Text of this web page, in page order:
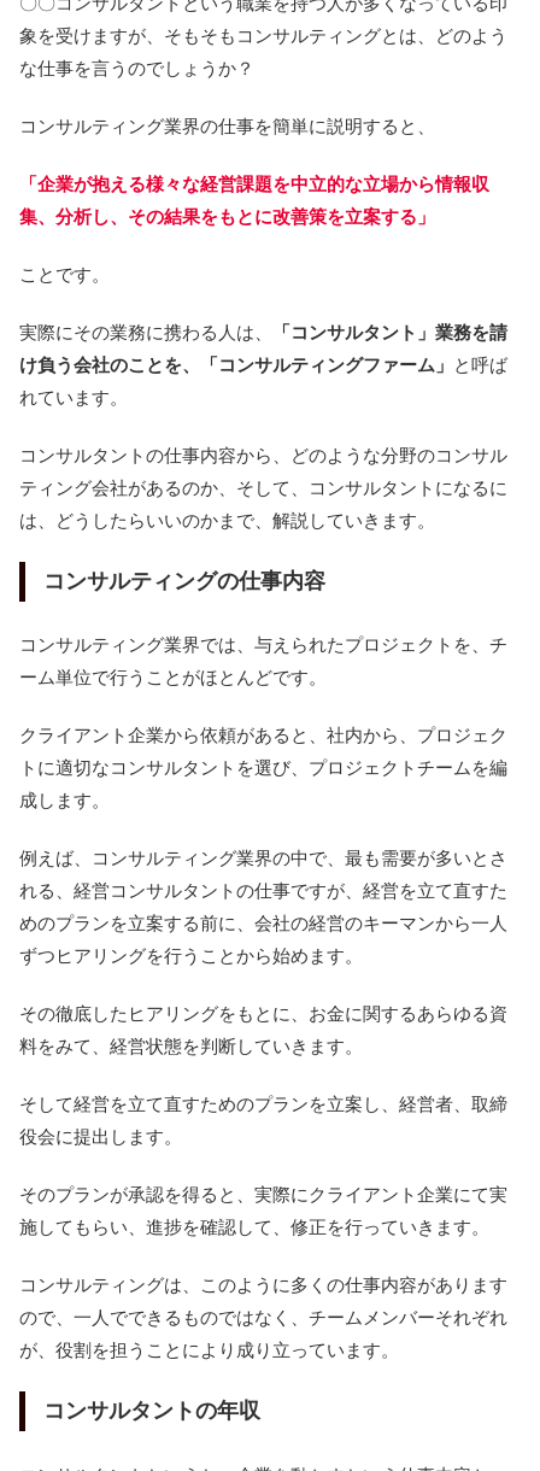
象を受けますが、そもそもコンサルティングとは、どのよう
な仕事を言うのでしょうか？
コンサルティング業界の仕事を簡単に説明すると、
「企業が抱える様々な経営課題を中立的な立場から情報収
集、分析し、その結果をもとに改善策を立案する」
ことです。
実際にその業務に携わる人は、
「コンサルタント」業務を請
け負う会社のことを、「コンサルティングファーム」 と呼ば
れています。
コンサルタントの仕事内容から、どのような分野のコンサル
ティング会社があるのか、そして、コンサルタントになるに
は、どうしたらいいのかまで、解説していきます。
コンサルティングの仕事内容
コンサルティング業界では、与えられたプロジェクトを、チ
ーム単位で行うことがほとんどです。
クライアント企業から依頼があると、社内から、プロジェク
トに適切なコンサルタントを選び、プロジェクトチームを編
成します。
例えば、コンサルティング業界の中で、最も需要が多いとさ
れる、経営コンサルタントの仕事ですが、経営を立て直すた
めのプランを立案する前に、会社の経営のキーマンから一人
ずつヒアリングを行うことから始めます。
その徹底したヒアリングをもとに、お金に関するあらゆる資
料をみて、経営状態を判断していきます。
そして経営を立て直すためのプランを立案し、経営者、取締
役会に提出します。
そのプランが承認を得ると、実際にクライアント企業にて実
施してもらい、進捗を確認して、修正を行っていきます。
コンサルティングは、このように多くの仕事内容があります
ので、一人でできるものではなく、チームメンバーそれぞれ
が、役割を担うことにより成り立っています。
コンサルタントの年収